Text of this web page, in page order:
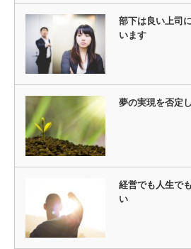
部下は良い上司
います
夢の実現を否定
経営でも人生で
い